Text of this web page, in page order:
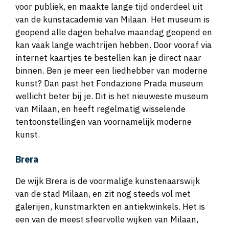
voor publiek, en maakte lange tijd onderdeel uit
van de kunstacademie van Milaan. Het museum is
geopend alle dagen behalve maandag geopend en
kan vaak lange wachtrijen hebben. Door vooraf via
internet kaartjes te bestellen kan je direct naar
binnen. Ben je meer een liedhebber van moderne
kunst? Dan past het Fondazione Prada museum
wellicht beter bij je. Dit is het nieuweste museum
van Milaan, en heeft regelmatig wisselende
tentoonstellingen van voornamelijk moderne
kunst.
Brera
De wijk Brera is de voormalige kunstenaarswijk
van de stad Milaan, en zit nog steeds vol met
galerijen, kunstmarkten en antiekwinkels. Het is
een van de meest sfeervolle wijken van Milaan,